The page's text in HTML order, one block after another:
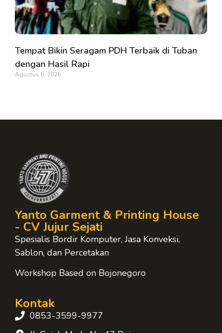
Tempat Bikin Seragam PDH Terbaik di Tuban
dengan Hasil Rapi
Agustus 6, 2026
Yanto Garment & Printing House
- CV Jujur Sejati
Spesialis Bordir Komputer, Jasa Konveksi,
Sablon, dan Percetakan
Workshop Based on Bojonegoro
Kontak
0853-3599-9977